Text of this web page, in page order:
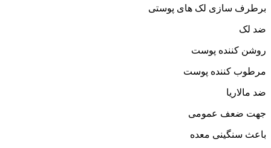
برطرف سازی لک های پوستی
ضد لک
روشن کننده پوست
مرطوب کننده پوست
ضد مالاریا
جهت ضعف عمومی
باعث سنگینی معده